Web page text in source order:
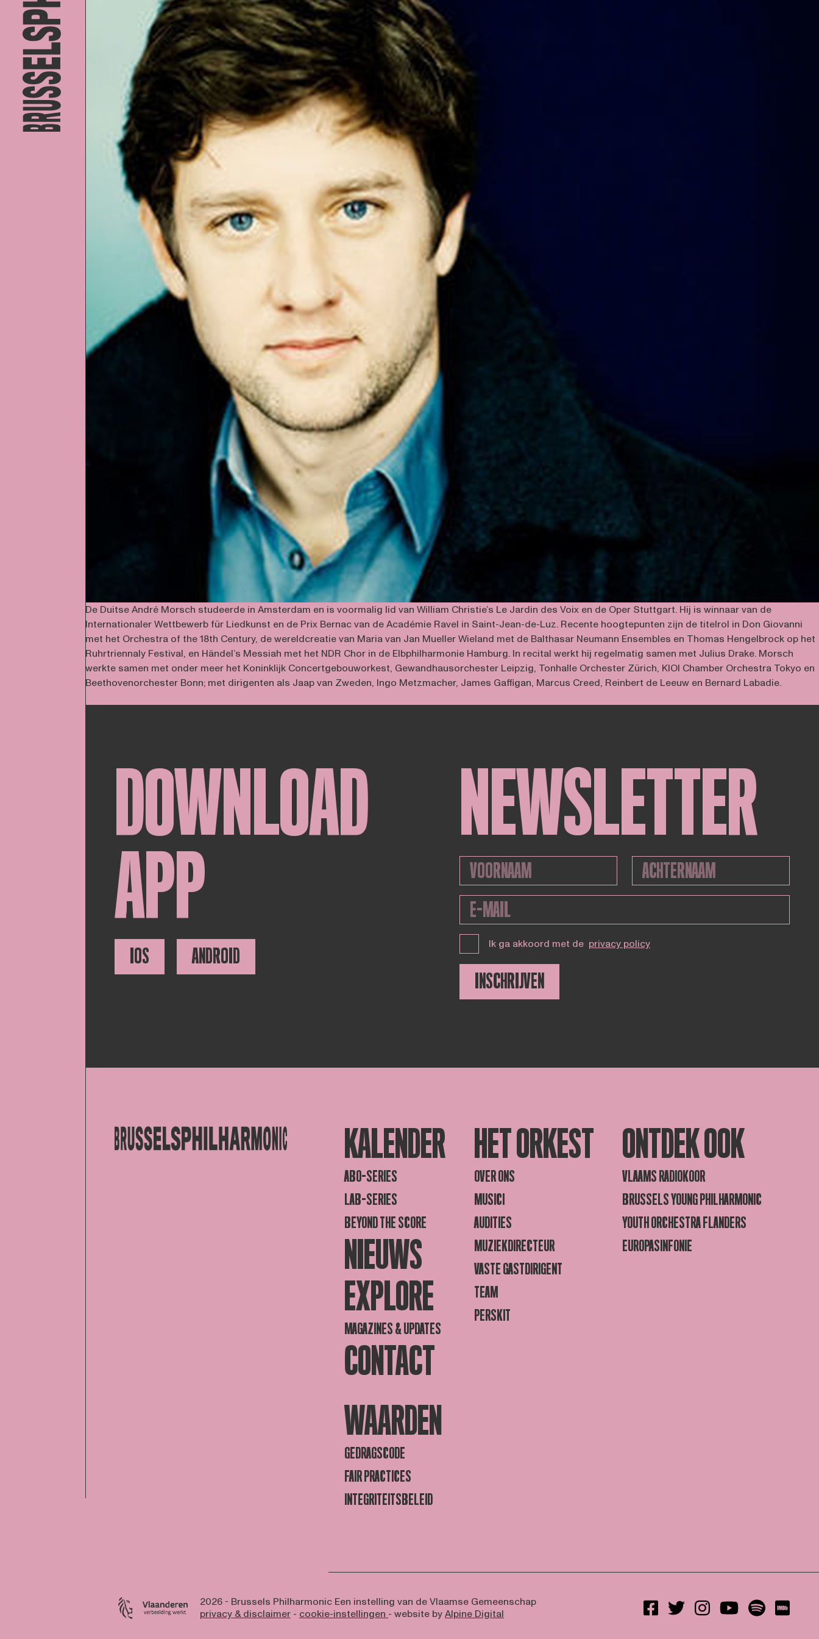
De Duitse André Morsch studeerde in Amsterdam en is voormalig lid van William Christie’s Le Jardin des Voix en de Oper Stuttgart. Hij is winnaar van de
Internationaler Wettbewerb für Liedkunst en de Prix Bernac van de Académie Ravel in Saint-Jean-de-Luz. Recente hoogtepunten zijn de titelrol in Don Giovanni
met het Orchestra of the 18th Century, de wereldcreatie van Maria van Jan Mueller Wieland met de Balthasar Neumann Ensembles en Thomas Hengelbrock op het
Ruhrtriennaly Festival, en Händel’s Messiah met het NDR Chor in de Elbphilharmonie Hamburg. In recital werkt hij regelmatig samen met Julius Drake. Morsch
werkte samen met onder meer het Koninklijk Concertgebouworkest, Gewandhausorchester Leipzig, Tonhalle Orchester Zürich, KIOI Chamber Orchestra Tokyo en
Beethovenorchester Bonn; met dirigenten als Jaap van Zweden, Ingo Metzmacher, James Gaffigan, Marcus Creed, Reinbert de Leeuw en Bernard Labadie.
DOWNLOAD
APP
IOS ANDROID
NEWSLETTER
Ik ga akkoord met de privacy policy
INSCHRIJVEN
KALENDER
ABO-SERIES
LAB-SERIES
BEYOND THE SCORE
NIEUWS
EXPLORE
MAGAZINES & UPDATES
CONTACT
HET ORKEST
OVER ONS
MUSICI
AUDITIES
MUZIEKDIRECTEUR
VASTE GASTDIRIGENT
TEAM
PERSKIT
ONTDEK OOK
VLAAMS RADIOKOOR
BRUSSELS YOUNG PHILHARMONIC
YOUTH ORCHESTRA FLANDERS
EUROPASINFONIE
WAARDEN
GEDRAGSCODE
FAIR PRACTICES
INTEGRITEITSBELEID
2026 - Brussels Philharmonic Een instelling van de Vlaamse Gemeenschap
privacy & disclaimer - cookie-instellingen - website byAlpine Digital